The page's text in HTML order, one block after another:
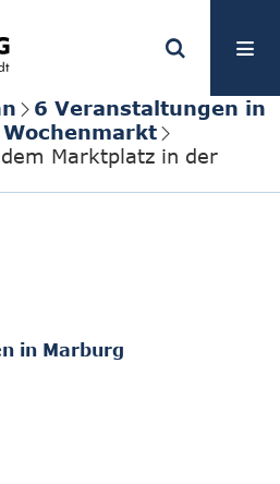
6 Veranstaltungen in
Marktplatz in der
in Marburg